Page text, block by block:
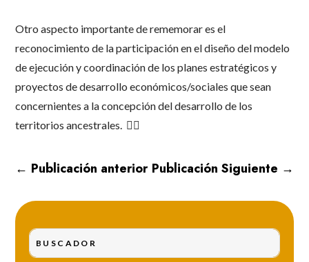
Otro aspecto importante de rememorar es el
reconocimiento de la participación en el diseño del modelo
de ejecución y coordinación de los planes estratégicos y
proyectos de desarrollo económicos/sociales que sean
concernientes a la concepción del desarrollo de los
territorios ancestrales. ✊🏿
← Publicación anterior Publicación Siguiente →